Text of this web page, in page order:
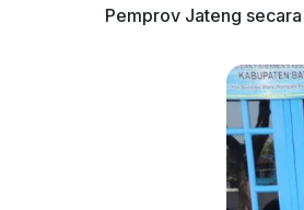
o
p
Pemprov Jateng